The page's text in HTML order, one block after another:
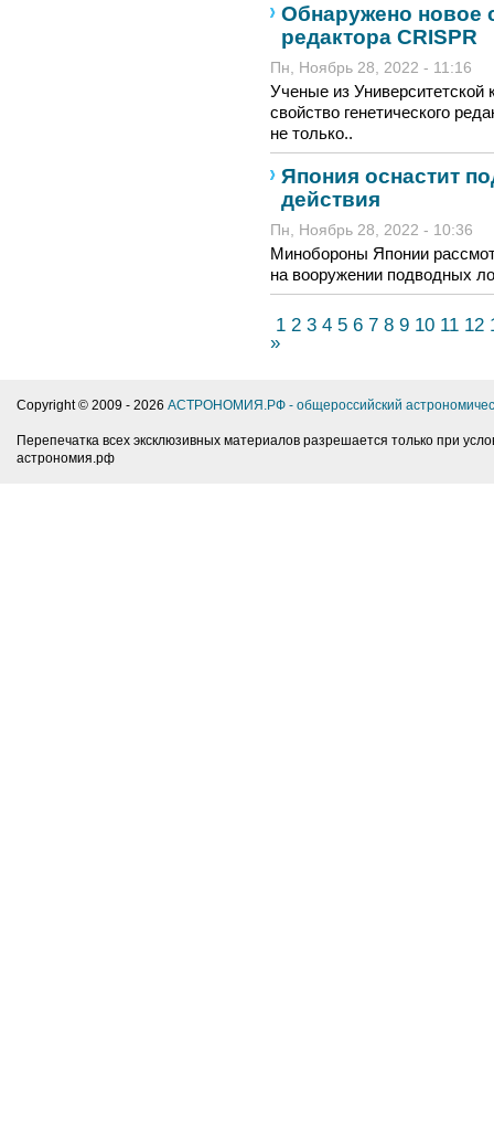
Обнаружено новое
редактора CRISPR
Пн, Ноябрь 28, 2022 - 11:16
Ученые из Университетской
свойство генетического
не только..
Япония оснастит
действия
Пн, Ноябрь 28, 2022 - 10:36
Минобороны Японии
на вооружении подводных
1 2 3 4 5 6 7 8 9 10 11 12
»
Copyright © 2009 - 2026 АСТРОНОМИЯ.РФ - общероссийский
Перепечатка всех эксклюзивных материалов разрешается только при
астрономия.рф